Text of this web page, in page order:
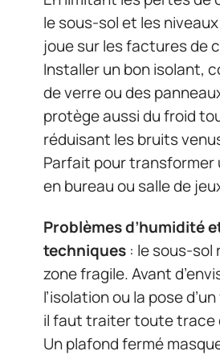
le sous-sol et les
joue sur les factures de
Installer un bon isolant,
de verre ou des
protège aussi du froid
réduisant les bruits
Parfait pour transformer
en bureau ou salle de
Problèmes d’humidité
techniques : le sous-sol
zone fragile. Avant
l’isolation ou la pose
il faut traiter toute trace
Un plafond fermé